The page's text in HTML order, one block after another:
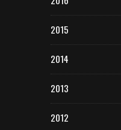
2015
2014
2013
2012